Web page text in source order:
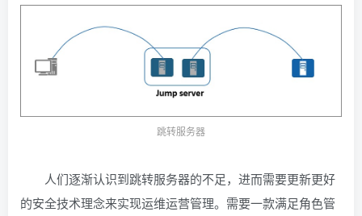
跳转服务器
人们逐渐认识到跳转服务器的不足，进而需要更新更好
的安全技术理念来实现运维运营管理。需要一款满足角色管